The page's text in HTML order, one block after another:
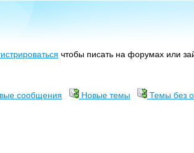
чтобы писать на форумах или
сообщения Новые темы
Темы без